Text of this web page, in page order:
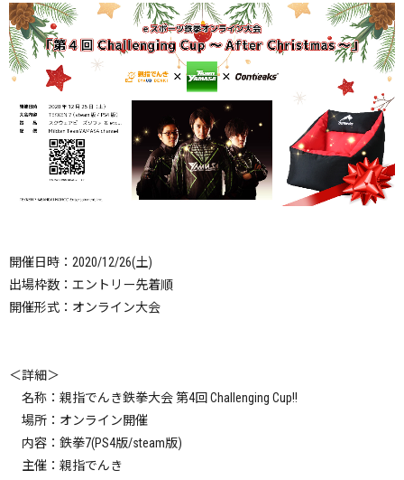
開催日時：2020/12/26(土)
出場枠数：エントリー先着順
開催形式：オンライン大会
＜詳細＞
名称：親指でんき鉄拳大会 第4回 Challenging Cup!!
場所：オンライン開催
内容： 鉄拳7(PS4版/steam版)
主催： 親指でんき